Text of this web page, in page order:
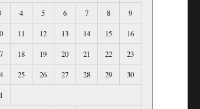
4 5 6 7 8
9
11 12 13 14 15
16
18 19 20 21 22
23
25 26 27 28 29
30